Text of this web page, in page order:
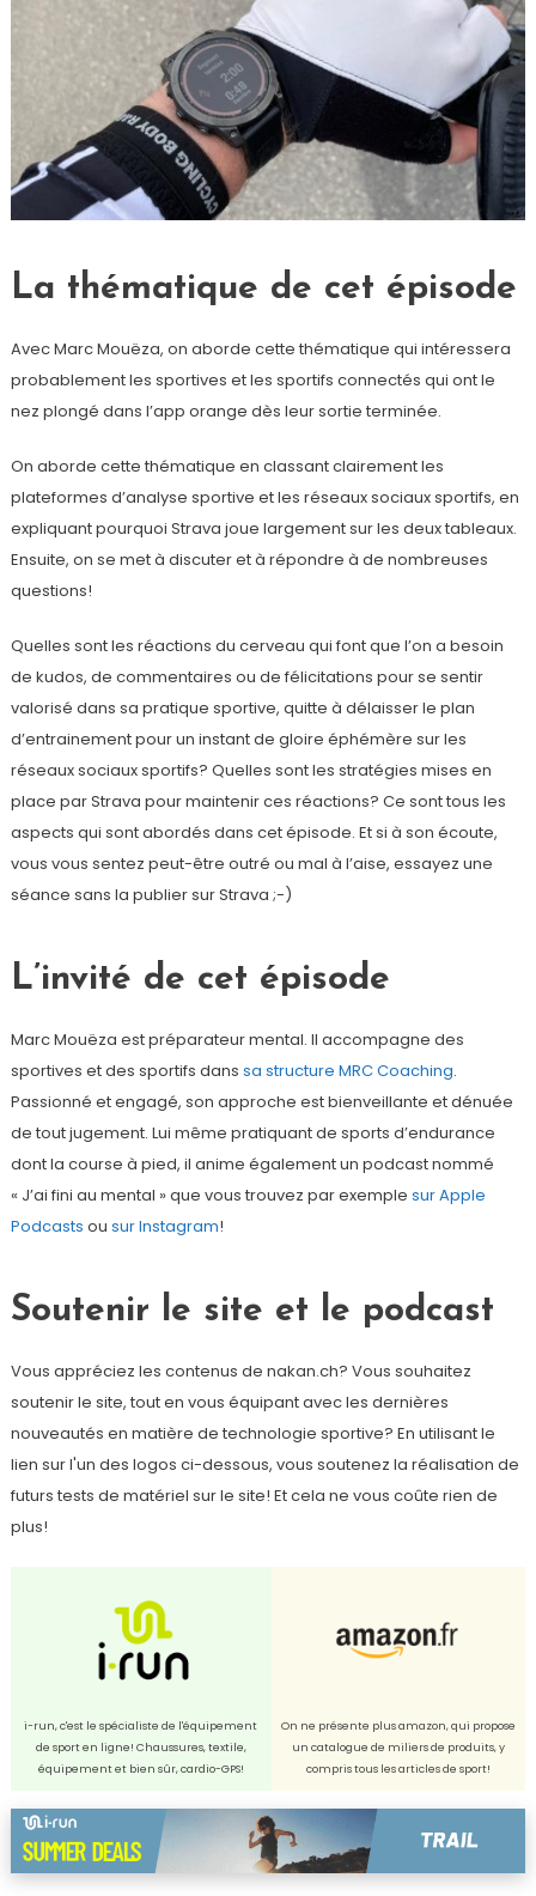
La thématique de cet épisode
Avec Marc Mouëza, on aborde cette thématique qui intéressera
probablement les sportives et les sportifs connectés qui ont le
nez plongé dans l’app orange dès leur sortie terminée.
On aborde cette thématique en classant clairement les
plateformes d’analyse sportive et les réseaux sociaux sportifs, en
expliquant pourquoi Strava joue largement sur les deux tableaux.
Ensuite, on se met à discuter et à répondre à de nombreuses
questions!
Quelles sont les réactions du cerveau qui font que l’on a besoin
de kudos, de commentaires ou de félicitations pour se sentir
valorisé dans sa pratique sportive, quitte à délaisser le plan
d’entrainement pour un instant de gloire éphémère sur les
réseaux sociaux sportifs? Quelles sont les stratégies mises en
place par Strava pour maintenir ces réactions? Ce sont tous les
aspects qui sont abordés dans cet épisode. Et si à son écoute,
vous vous sentez peut-être outré ou mal à l’aise, essayez une
séance sans la publier sur Strava ;-)
L’invité de cet épisode
Marc Mouëza est préparateur mental. Il accompagne des
sportives et des sportifs dans sa structure MRC Coaching.
Passionné et engagé, son approche est bienveillante et dénuée
de tout jugement. Lui même pratiquant de sports d’endurance
dont la course à pied, il anime également un podcast nommé
« J’ai fini au mental » que vous trouvez par exemple sur Apple
Podcasts ou sur Instagram!
Soutenir le site et le podcast
Vous appréciez les contenus de nakan.ch? Vous souhaitez
soutenir le site, tout en vous équipant avec les dernières
nouveautés en matière de technologie sportive? En utilisant le
lien sur l'un des logos ci-dessous, vous soutenez la réalisation de
futurs tests de matériel sur le site! Et cela ne vous coûte rien de
plus!
i-run, c'est le spécialiste de l'équipement
de sport en ligne! Chaussures, textile,
équipement et bien sûr, cardio-GPS!
On ne présente plus amazon, qui propose
un catalogue de miliers de produits, y
compris tous les articles de sport!